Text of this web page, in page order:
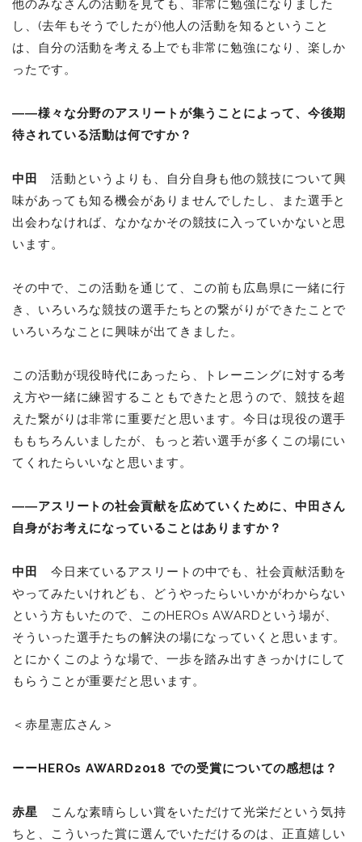
他のみなさんの活動を見ても、非常に勉強になりました
し、(去年もそうでしたが)他人の活動を知るということ
は、自分の活動を考える上でも非常に勉強になり、楽しか
ったです。
――様々な分野のアスリートが集うことによって、今後期
待されている活動は何ですか？
中田
活動というよりも、自分自身も他の競技について興
味があっても知る機会がありませんでしたし、また選手と
出会わなければ、なかなかその競技に入っていかないと思
います。
その中で、この活動を通じて、この前も広島県に一緒に行
き、いろいろな競技の選手たちとの繋がりができたことで
いろいろなことに興味が出てきました。
この活動が現役時代にあったら、トレーニングに対する考
え方や一緒に練習することもできたと思うので、競技を超
えた繋がりは非常に重要だと思います。今日は現役の選手
ももちろんいましたが、もっと若い選手が多くこの場にい
てくれたらいいなと思います。
――アスリートの社会貢献を広めていくために、中田さん
自身がお考えになっていることはありますか？
中田
今日来ているアスリートの中でも、社会貢献活動を
やってみたいけれども、どうやったらいいかがわからない
という方もいたので、このHEROs AWARDという場が、
そういった選手たちの解決の場になっていくと思います。
とにかくこのような場で、一歩を踏み出すきっかけにして
もらうことが重要だと思います。
＜赤星憲広さん＞
ーーHEROs AWARD2018での受賞についての感想は？
赤星 こんな素晴らしい賞をいただけて光栄だという気持
ちと、こういった賞に選んでいただけるのは、正直嬉しい